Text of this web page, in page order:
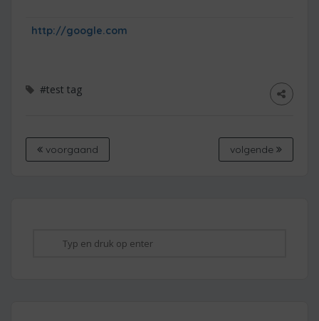
http://google.com
#test tag
voorgaand volgende